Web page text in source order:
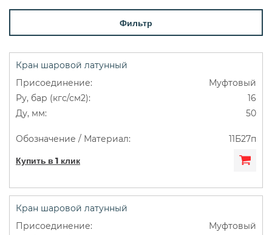
Фильтр
Кран шаровой латунный
Муфтовый
16
50
11Б27п
Купить в 1 клик
Кран шаровой латунный
Муфтовый